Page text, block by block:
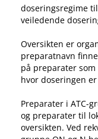
doseringsregime
veiledende
Oversikten er
preparatnavn
på preparater
hvor doseringen
Preparater i ATC-
og preparater til
oversikten. Ved